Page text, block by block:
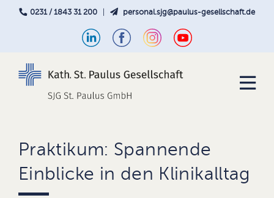
0231 / 1843 31 200 personal.sjg@paulus-gesellschaft.de
Praktikum: Spannende
Einblicke in den Klinikalltag